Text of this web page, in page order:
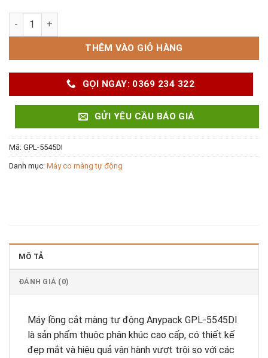
Máy co màng tự động GPL-5545DI số lượng
THÊM VÀO GIỎ HÀNG
GỌI NGAY: 0369 234 322
GỬI YÊU CẦU BÁO GIÁ
Mã: GPL-5545DI
Danh mục: Máy co màng tự động
MÔ TẢ
ĐÁNH GIÁ (0)
Máy lồng cắt màng tự động Anypack GPL-5545DI
là sản phẩm thuộc phân khúc cao cấp, có thiết kế
đẹp mắt và hiệu quả vận hành vượt trội so với các